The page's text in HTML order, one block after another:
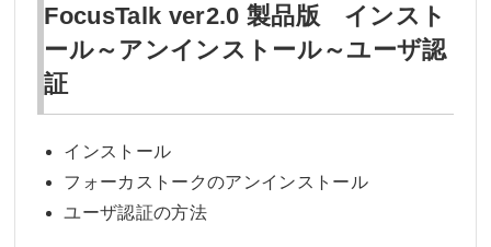
FocusTalk ver2.0 製品版 インスト
ール～アンインストール～ユーザ認
証
インストール
フォーカストークのアンインストール
ユーザ認証の方法